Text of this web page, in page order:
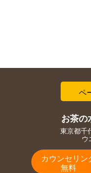
ペ
お茶の
東京都千
ウ
カウンセリン
無料